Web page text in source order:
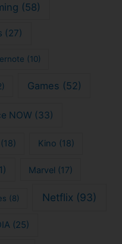
(58)
(27)
(10)
Games (52)
NOW (33)
(18) Kino (18)
Marvel (17)
(8) Netflix (93)
(25)